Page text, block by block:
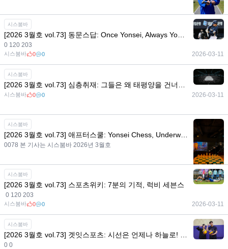
시스붐바 2026-06-08
시스붐바
0 120 203
시스붐바 0 0 2026-03-11
시스붐바
시스붐바 0 0 2026-03-11
시스붐바
0078 본 기사는 시스붐바 2026년 3월호
시스붐바 2026-03-11
시스붐바
[2026 3월호 vol.73] 스포츠위키: 7분의 기적, 럭비 세븐스
0 120 203
시스붐바 0 0 2026-03-11
시스붐바
0 0